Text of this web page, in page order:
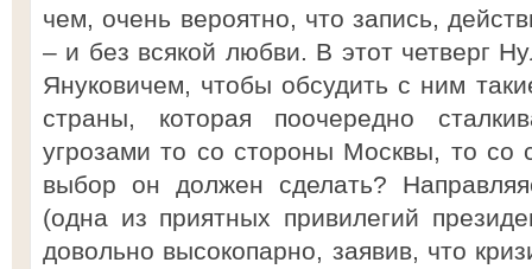
чем, очень вероятно, что запись,
– и без всякой любви. В этот четверг
Януковичем, чтобы обсудить с ним
страны, которая поочередно
угрозами то со стороны Москвы, то со
выбор он должен сделать?
(одна из приятных привилегий
довольно высокопарно, заявив, что